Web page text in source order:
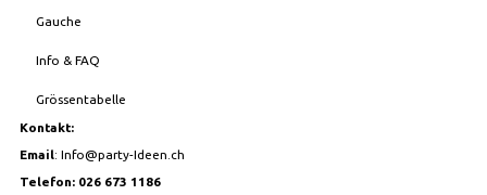
Gauche
Info & FAQ
Grössentabelle
Kontakt:
Email: Info@party-Ideen.ch
Telefon: 026 673 1186